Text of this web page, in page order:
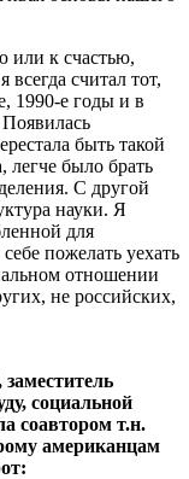
или к счастью,
считал тот,
1990-е годы и в
Появилась
быть такой
легче было брать
С другой
науки. Я
для
пожелать уехать
отношении
не российских,
социальной
соавтором т.н.
американцам